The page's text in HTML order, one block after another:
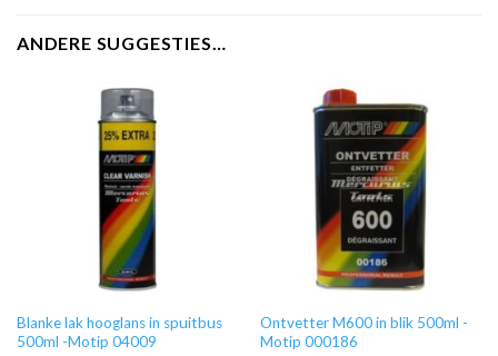
ANDERE SUGGESTIES…
Blanke lak hooglans in spuitbus
500ml -Motip 04009
Ontvetter M600 in blik 500ml -
Motip 000186